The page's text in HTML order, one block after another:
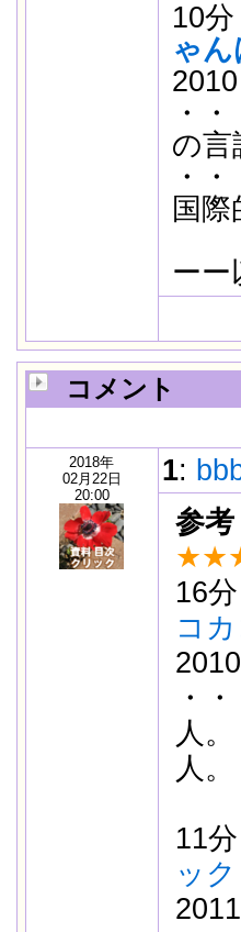
10
ゃん
2010
・
の言
・
国
ーー
コメント
2018年
02月22日
20:00
1:
参
16
コ
2010
・
人
人。
11
ッ
2011